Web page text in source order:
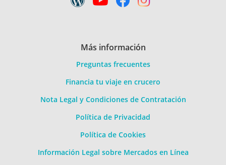
Más información
Preguntas frecuentes
Financia tu viaje en crucero
Nota Legal y Condiciones de Contratación
Política de Privacidad
Política de Cookies
Información Legal sobre Mercados en Línea